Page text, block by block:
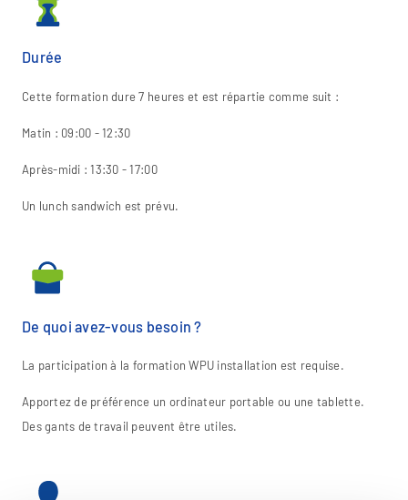
Durée
Cette formation dure 7 heures et est répartie comme suit :
Matin : 09:00 - 12:30
Après-midi : 13:30 - 17:00
Un lunch sandwich est prévu.
De quoi avez-vous besoin ?
La participation à la formation WPU installation est requise.
Apportez de préférence un ordinateur portable ou une tablette.
Des gants de travail peuvent être utiles.